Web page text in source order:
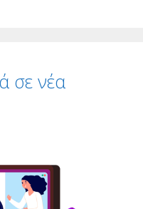
σε νέα